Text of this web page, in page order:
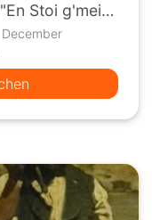
Besigheim entdecken "En Stoi g'meisselt" Termin nach Vereinbarung